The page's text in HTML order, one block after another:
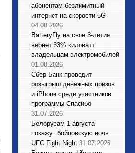
абонентам безлимитный
интернет на скорости 5G
04.08.2026
BatteryFly на свое 3-летие
вернет 33% киловатт
владельцам электромобилей
01.08.2026
Сбер Банк проводит
розыгрыш денежных призов
и iPhone среди участников
программы Спасибо
31.07.2026
Белорусам 1 августа
покажут бойцовскую ночь
UFC Fight Night 31.07.2026